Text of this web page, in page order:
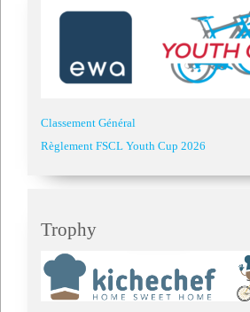
Classement Général
Règlement FSCL Youth Cup 2026
Trophy